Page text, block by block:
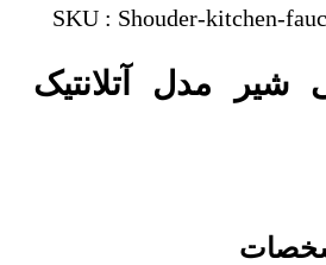
SKU : Shouder-kitchen-
شیر مدل آتلانتیک